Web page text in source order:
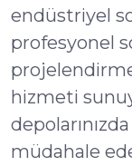
endüstriyel
profesyonel
hizmeti
müdahale